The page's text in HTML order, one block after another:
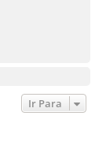
Ir Para